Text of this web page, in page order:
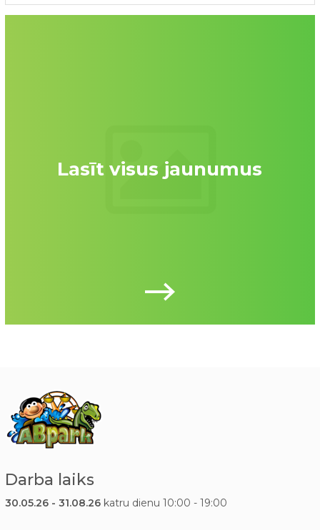
Lasīt visus jaunumus
Darba laiks
30.05.26 - 31.08.26 katru dienu 10:00 - 19:00